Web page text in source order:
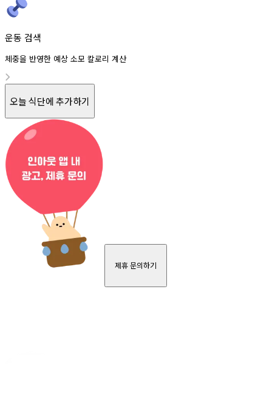
운동 검색
체중을 반영한 예상 소모 칼로리 계산
오늘 식단에 추가하기
제휴 문의하기